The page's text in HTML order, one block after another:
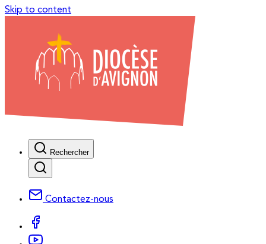
Skip to content
Rechercher
Contactez-nous